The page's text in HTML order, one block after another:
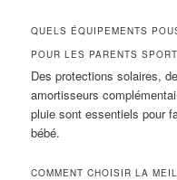
QUELS ÉQUIPEMENTS
POUR LES PARENTS
Des protections solaires,
amortisseurs
pluie sont essentiels pour
bébé.
COMMENT CHOISIR LA